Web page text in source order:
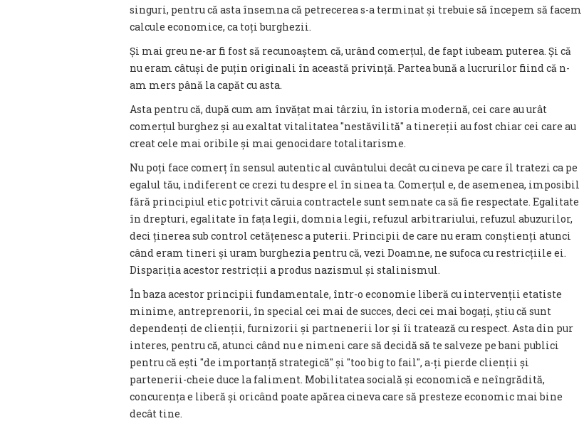
singuri, pentru că asta însemna că petrecerea s-a terminat și trebuie să începem să facem
calcule economice, ca toți burghezii.
Și mai greu ne-ar fi fost să recunoaștem că, urând comerțul, de fapt iubeam puterea. Și că
nu eram câtuși de puțin originali în această privință. Partea bună a lucrurilor fiind că n-
am mers până la capăt cu asta.
Asta pentru că, după cum am învățat mai târziu, în istoria modernă, cei care au urât
comerțul burghez și au exaltat vitalitatea ″nestăvilită″ a tinereții au fost chiar cei care au
creat cele mai oribile și mai genocidare totalitarisme.
Nu poți face comerț în sensul autentic al cuvântului decât cu cineva pe care îl tratezi ca pe
egalul tău, indiferent ce crezi tu despre el în sinea ta. Comerțul e, de asemenea, imposibil
fără principiul etic potrivit căruia contractele sunt semnate ca să fie respectate. Egalitate
în drepturi, egalitate în fața legii, domnia legii, refuzul arbitrariului, refuzul abuzurilor,
deci ținerea sub control cetățenesc a puterii. Principii de care nu eram conștienți atunci
când eram tineri și uram burghezia pentru că, vezi Doamne, ne sufoca cu restricțiile ei.
Dispariția acestor restricții a produs nazismul și stalinismul.
În baza acestor principii fundamentale, într-o economie liberă cu intervenții etatiste
minime, antreprenorii, în special cei mai de succes, deci cei mai bogați, știu că sunt
dependenți de clienții, furnizorii și partnenerii lor și îi tratează cu respect. Asta din pur
interes, pentru că, atunci când nu e nimeni care să decidă să te salveze pe bani publici
pentru că ești ″de importanță strategică″ și ″too big to fail″, a-ți pierde clienții și
partenerii-cheie duce la faliment. Mobilitatea socială și economică e neîngrădită,
concurența e liberă și oricând poate apărea cineva care să presteze economic mai bine
decât tine.